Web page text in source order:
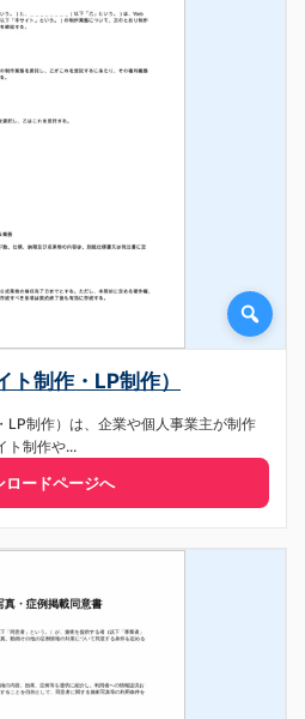
制作・LP制作）
LP制作）は、企業や個人事業主が制作
ト制作や...
ロードページへ